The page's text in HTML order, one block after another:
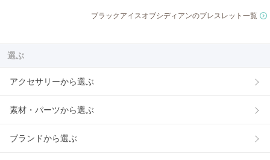
ブラックアイスオブシディアンのブレスレット一覧
選ぶ
アクセサリーから選ぶ
素材・パーツから選ぶ
ブランドから選ぶ